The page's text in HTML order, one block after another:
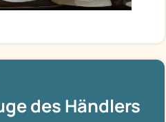
des Händlers